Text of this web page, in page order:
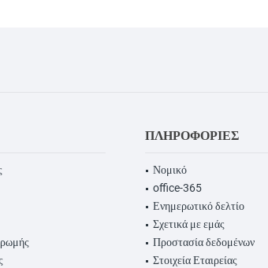
ΠΛΗΡΟΦΟΡΊΕΣ
Νομικό
office-365
Ενημερωτικό δελτίο
Σχετικά με εμάς
Προστασία δεδομένων
Στοιχεία Εταιρείας